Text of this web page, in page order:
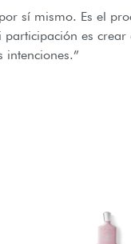
sí mismo. Es el
es